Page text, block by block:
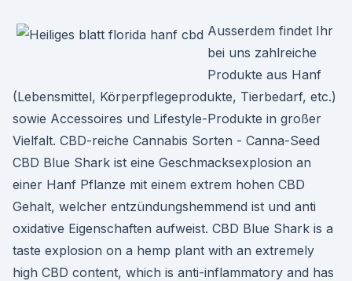
Ausserdem findet Ihr
bei uns zahlreiche
Produkte aus Hanf
(Lebensmittel, Körperpflegeprodukte, Tierbedarf, etc.)
sowie Accessoires und Lifestyle-Produkte in großer
Vielfalt. CBD-reiche Cannabis Sorten - Canna-Seed
CBD Blue Shark ist eine Geschmacksexplosion an
einer Hanf Pflanze mit einem extrem hohen CBD
Gehalt, welcher entzündungshemmend ist und anti
oxidative Eigenschaften aufweist. CBD Blue Shark is a
taste explosion on a hemp plant with an extremely
high CBD content, which is anti-inflammatory and has